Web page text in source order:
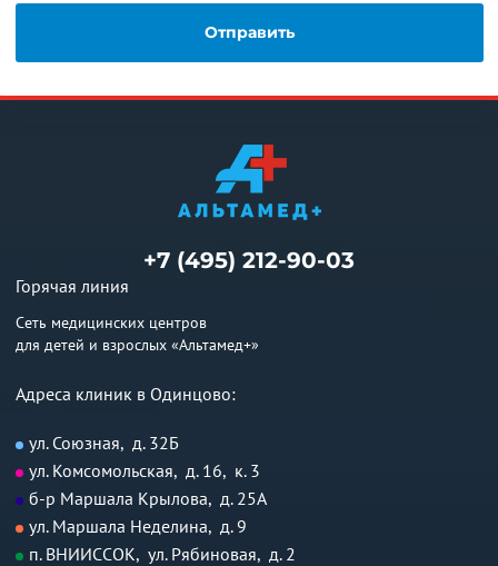
+7 (495) 212-90-03
Горячая линия
Сеть медицинских центров
для детей и взрослых «Альтамед+»
Адреса клиник в Одинцово:
ул. Союзная, д. 32Б
ул. Комсомольская, д. 16, к. 3
б-р Маршала Крылова, д. 25А
ул. Маршала Неделина, д. 9
п. ВНИИССОК, ул. Рябиновая, д. 2